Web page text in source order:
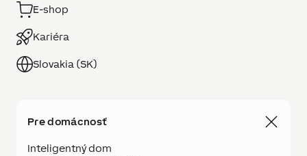
E-shop
Kariéra
Slovakia (SK)
Pre domácnosť
Inteligentný dom